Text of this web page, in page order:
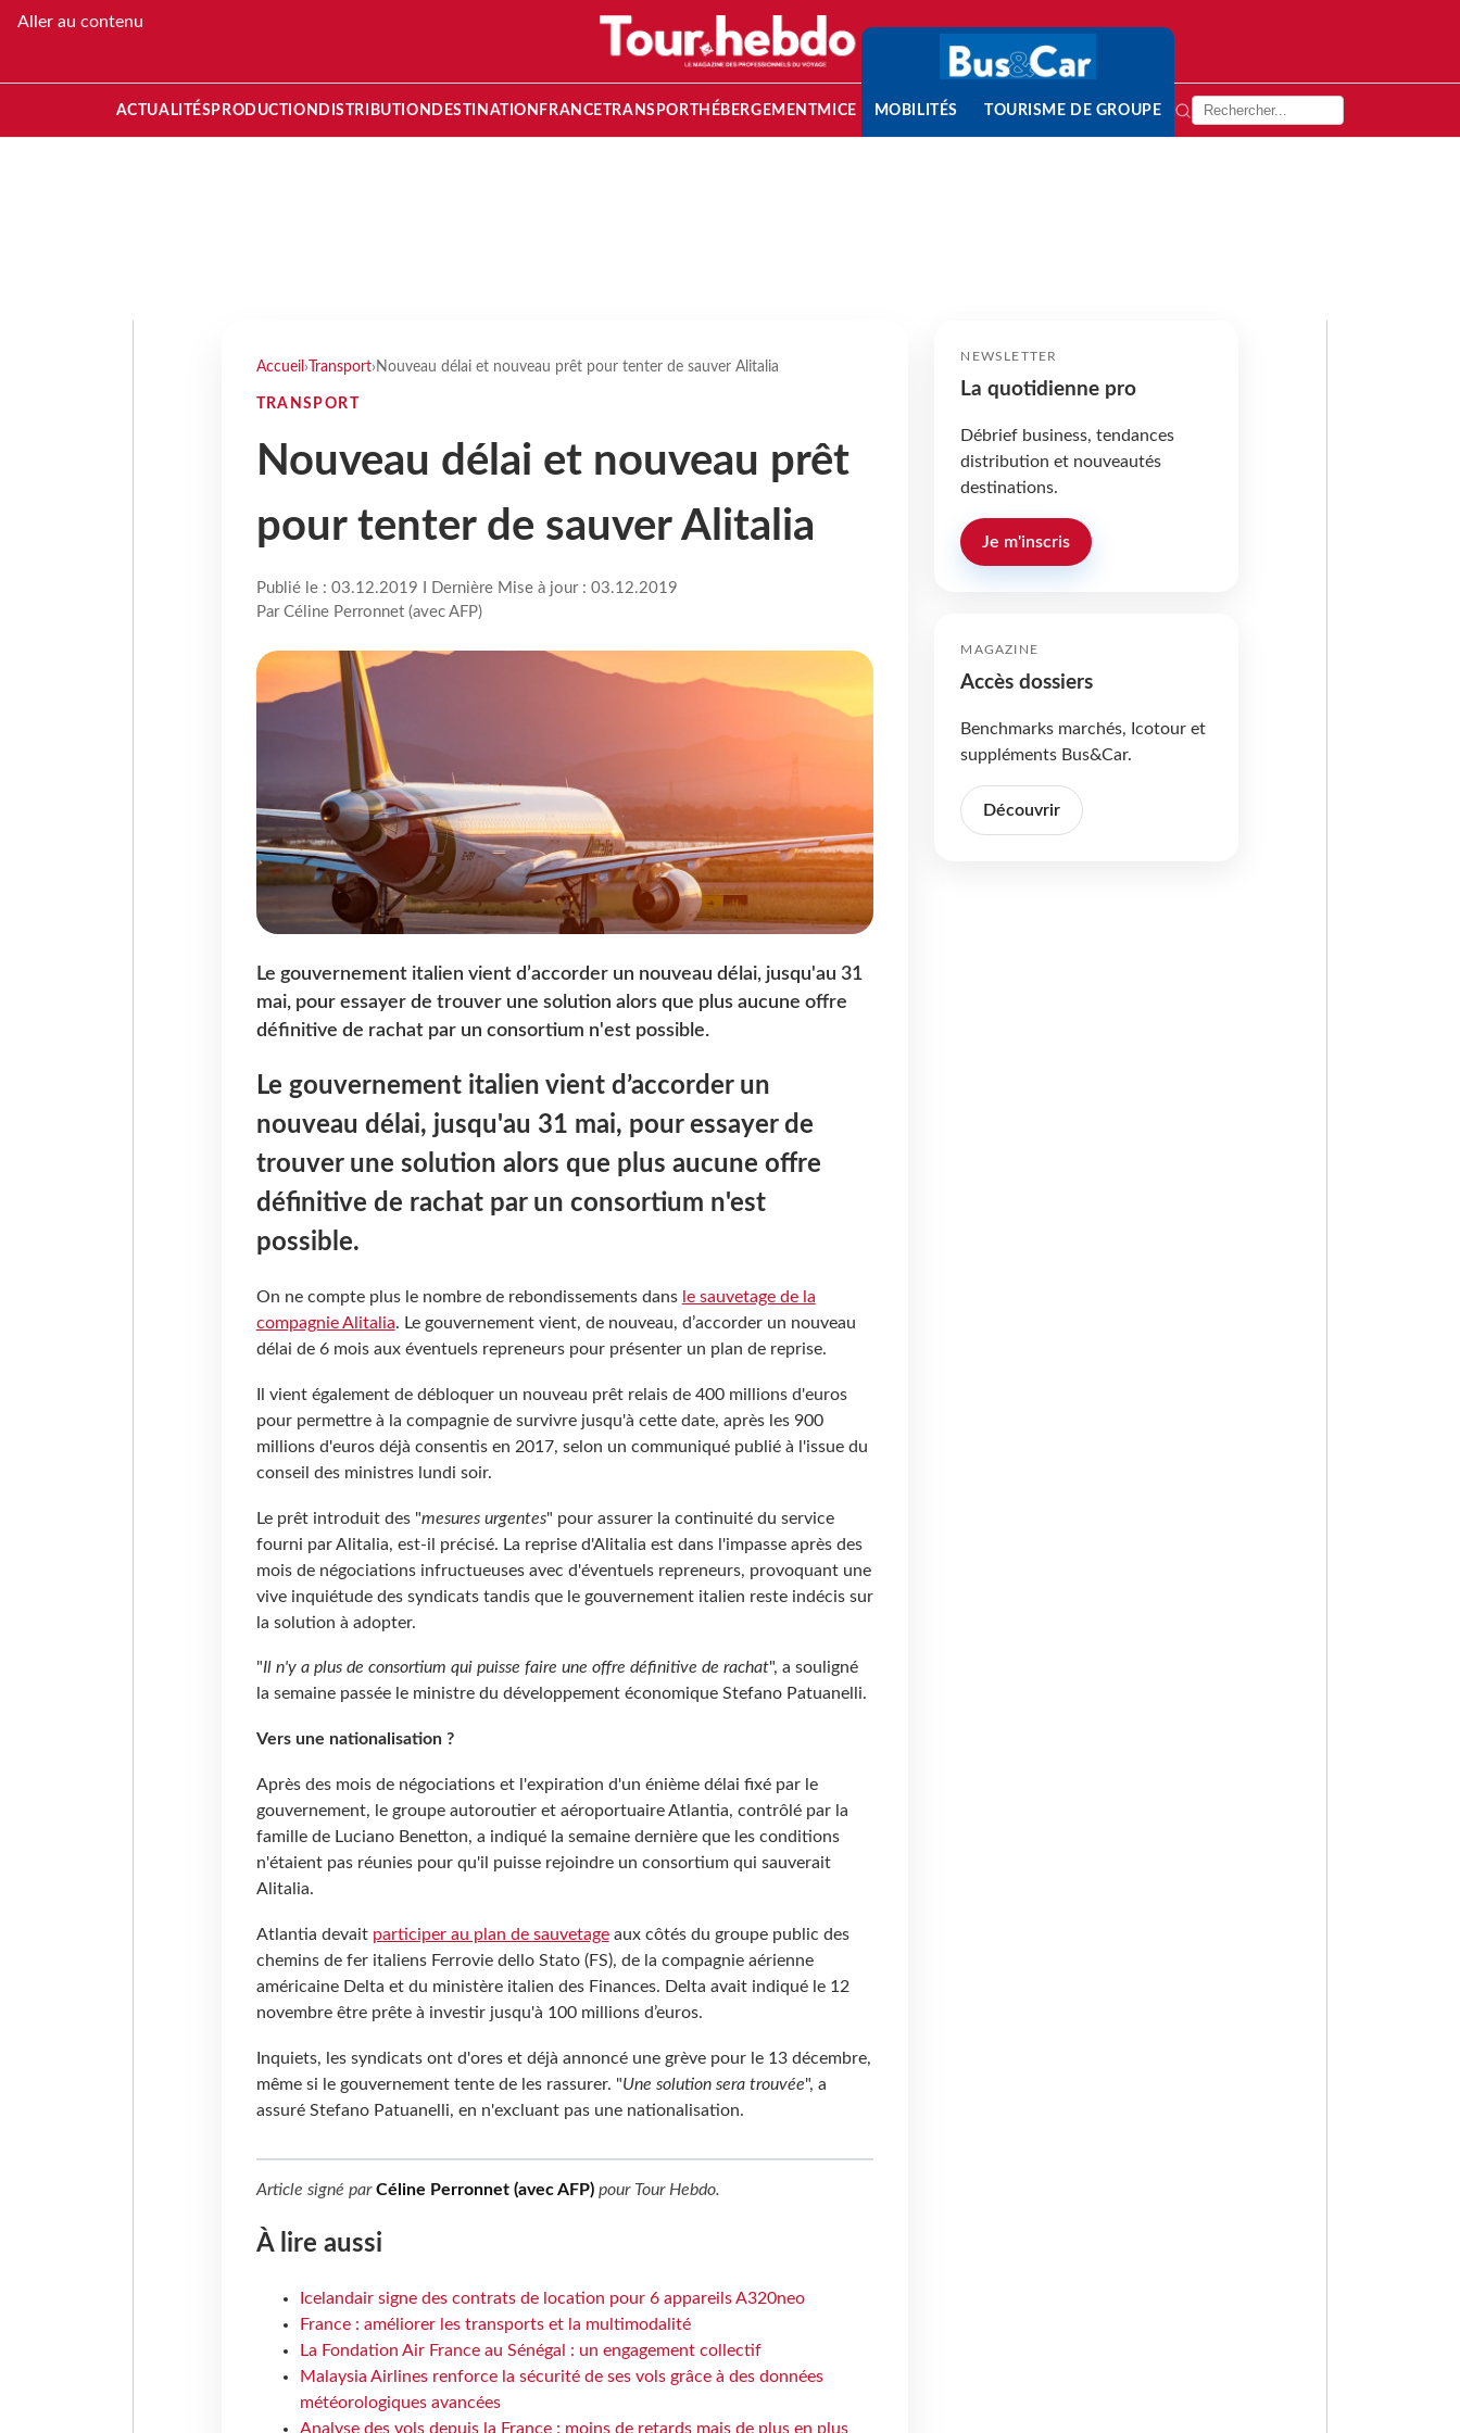
Aller au contenu
ACTUALITÉS PRODUCTION DISTRIBUTION DESTINATION FRANCETRANSPORT HÉBERGEMENTMICE MOBILITÉS TOURISME DE GROUPE
Accueil › Transport› Nouveau délai et nouveau prêt pour tenter de sauver Alitalia
TRANSPORT
Nouveau délai et nouveau prêt
pour tenter de sauver Alitalia
Publié le : 03.12.2019 I Dernière Mise à jour : 03.12.2019
Par Céline Perronnet (avec AFP)
Le gouvernement italien vient d’accorder un nouveau délai, jusqu'au 31
mai, pour essayer de trouver une solution alors que plus aucune offre
définitive de rachat par un consortium n'est possible.
Le gouvernement italien vient d’accorder un
nouveau délai, jusqu'au 31 mai, pour essayer de
trouver une solution alors que plus aucune offre
définitive de rachat par un consortium n'est
possible.
On ne compte plus le nombre de rebondissements dans le sauvetage de la
compagnie Alitalia. Le gouvernement vient, de nouveau, d’accorder un nouveau
délai de 6 mois aux éventuels repreneurs pour présenter un plan de reprise.
Il vient également de débloquer un nouveau prêt relais de 400 millions d'euros
pour permettre à la compagnie de survivre jusqu'à cette date, après les 900
millions d'euros déjà consentis en 2017, selon un communiqué publié à l'issue du
conseil des ministres lundi soir.
Le prêt introduit des "mesures urgentes" pour assurer la continuité du service
fourni par Alitalia, est-il précisé. La reprise d'Alitalia est dans l'impasse après des
mois de négociations infructueuses avec d'éventuels repreneurs, provoquant une
vive inquiétude des syndicats tandis que le gouvernement italien reste indécis sur
la solution à adopter.
"Il n'y a plus de consortium qui puisse faire une offre définitive de rachat", a souligné
la semaine passée le ministre du développement économique Stefano Patuanelli.
Vers une nationalisation ?
Après des mois de négociations et l'expiration d'un énième délai fixé par le
gouvernement, le groupe autoroutier et aéroportuaire Atlantia, contrôlé par la
famille de Luciano Benetton, a indiqué la semaine dernière que les conditions
n'étaient pas réunies pour qu'il puisse rejoindre un consortium qui sauverait
Alitalia.
Atlantia devait participer au plan de sauvetageaux côtés du groupe public des
chemins de fer italiens Ferrovie dello Stato (FS), de la compagnie aérienne
américaine Delta et du ministère italien des Finances. Delta avait indiqué le 12
novembre être prête à investir jusqu'à 100 millions d’euros.
Inquiets, les syndicats ont d'ores et déjà annoncé une grève pour le 13 décembre,
même si le gouvernement tente de les rassurer. "Une solution sera trouvée", a
assuré Stefano Patuanelli, en n'excluant pas une nationalisation.
Article signé parCéline Perronnet (avec AFP)pour Tour Hebdo.
À lire aussi
Icelandair signe des contrats de location pour 6 appareils A320neo
France : améliorer les transports et la multimodalité
La Fondation Air France au Sénégal : un engagement collectif
Malaysia Airlines renforce la sécurité de ses vols grâce à des données
météorologiques avancées
Analyse des vols depuis la France : moins de retards mais de plus en plus
NEWSLETTER
La quotidienne pro
Débrief business, tendances
distribution et nouveautés
destinations.
Je m'inscris
MAGAZINE
Accès dossiers
Benchmarks marchés, Icotour et
suppléments Bus&Car.
Découvrir